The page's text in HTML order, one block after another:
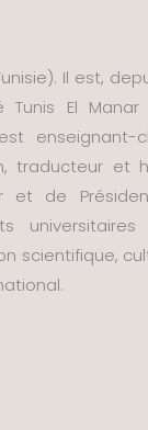
Il est,
Tunis El
enseignant-
traducteur et
et de
scientifique,